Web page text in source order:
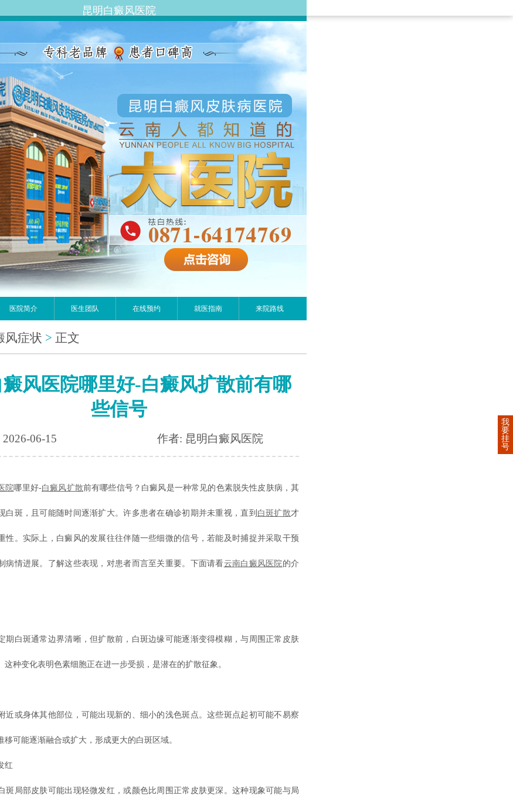
昆明白癜风医院
医院简介 医生团队 在线预约 就医指南 来院路线
风症状 > 正文
风医院哪里好-白癜风扩散前有哪
些信号
2026-06-15 作者: 昆明白癜风医院
院哪里好-白癜风扩散前有哪些信号？白癜风是一种常见的色素脱失性皮肤病，其
白斑，且可能随时间逐渐扩大。许多患者在确诊初期并未重视，直到 白斑扩散才
性。实际上，白癜风的发展往往伴随一些细微的信号，若能及时捕捉并采取干预
病情进展。了解这些表现，对患者而言至关重要。下面请看云南白癜风医院的介
白斑通常边界清晰，但扩散前，白斑边缘可能逐渐变得模糊，与周围正常皮肤
这种变化表明色素细胞正在进一步受损，是潜在的扩散征象。
或身体其他部位，可能出现新的、细小的浅色斑点。这些斑点起初可能不易察
移可能逐渐融合或扩大，形成更大的白斑区域。
红
局部皮肤可能出现轻微发红，或颜色比周围正常皮肤更深。这种现象可能与局
我
要
挂
号